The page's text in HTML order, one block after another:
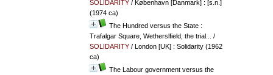
SOLIDARITY/ København [Danmark] : [s.n.]
(1974 ca)
The Hundred versus the State :
Trafalgar Square, Wetherslfield, the trial...
/
SOLIDARITY/ London [UK] : Solidarity (1962
ca)
The Labour government versus the